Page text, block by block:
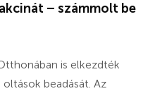
– számmolt be
is elkezdték
beadását. Az